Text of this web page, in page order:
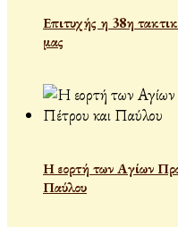
Επιτυχής η 38η
μας
Η εορτή των Αγίων
Παύλου